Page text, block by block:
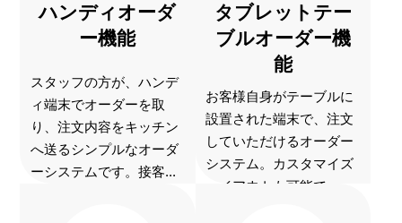
ハンディオーダ
ー機能
スタッフの方が、ハンデ
ィ端末でオーダーを取
り、注文内容をキッチン
へ送るシンプルなオーダ
ーシステムです。接客...
タブレットテー
ブルオーダー機
能
お客様自身がテーブルに
設置された端末で、注文
していただけるオーダー
システム。カスタマイズ
レイアウトも可能で...